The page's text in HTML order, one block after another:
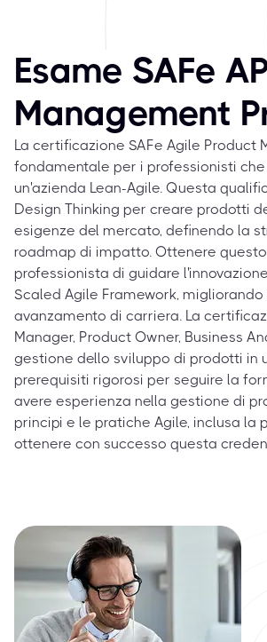
Esame SAFe
Management
La certificazione SAFe Agile Product
fondamentale per i professionisti
un'azienda Lean-Agile. Questa
Design Thinking per creare prodotti
esigenze del mercato, definendo la
roadmap di impatto. Ottenere
professionista di guidare
Scaled Agile Framework,
avanzamento di carriera. La
Manager, Product Owner, Business
gestione dello sviluppo di prodotti in
prerequisiti rigorosi per seguire la
avere esperienza nella gestione di
principi e le pratiche Agile, inclusa la
ottenere con successo questa